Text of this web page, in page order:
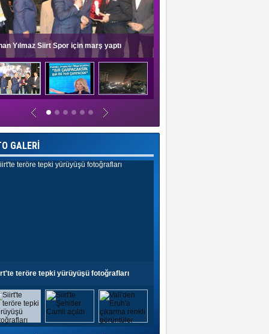
Yılmaz Siirt Spor için marş yaptı
GALERİ
teröre tepki yürüyüşü fotoğrafları